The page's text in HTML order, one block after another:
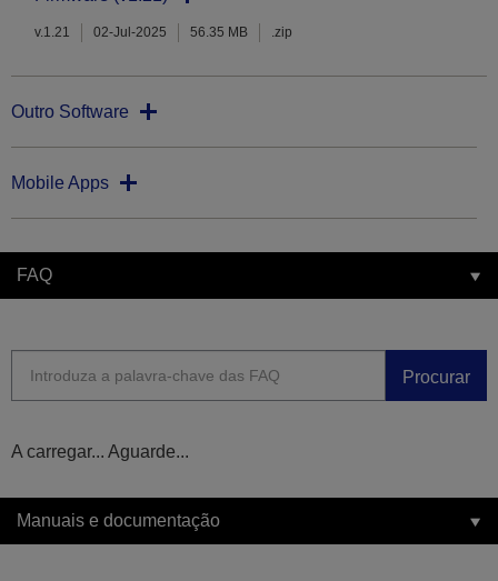
v.1.21 02-Jul-2025 56.35 MB .zip
Outro Software
Mobile Apps
FAQ
Procurar
A carregar... Aguarde...
Manuais e documentação